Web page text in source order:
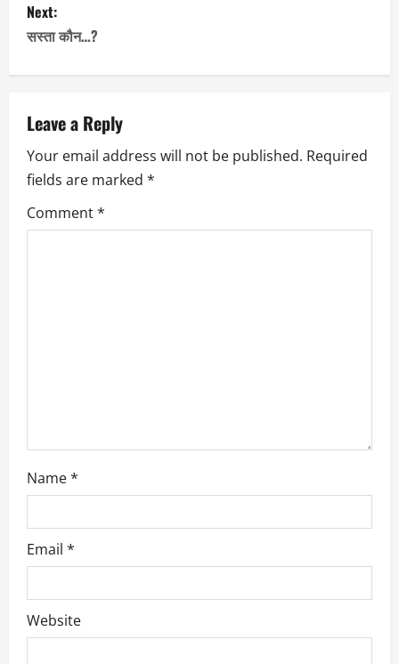
s
t
a
v
i
g
Next:
सस्ता कौन…?
Leave a Reply
Your email address will not be published. Required
fields are marked *
Comment*
Name*
Email *
Website